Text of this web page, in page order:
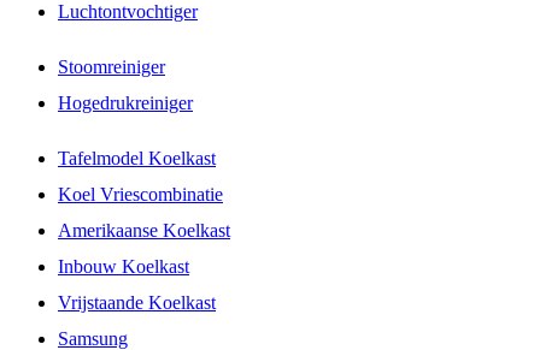
Luchtontvochtiger
Stoomreiniger
Hogedrukreiniger
Tafelmodel Koelkast
Koel Vriescombinatie
Amerikaanse Koelkast
Inbouw Koelkast
Vrijstaande Koelkast
Samsung